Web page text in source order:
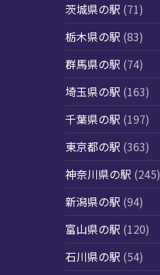
茨城県の駅 (71)
栃木県の駅 (83)
群馬県の駅 (74)
埼玉県の駅 (163)
千葉県の駅 (197)
東京都の駅 (363)
神奈川県の駅 (245)
新潟県の駅 (94)
富山県の駅 (120)
石川県の駅 (54)